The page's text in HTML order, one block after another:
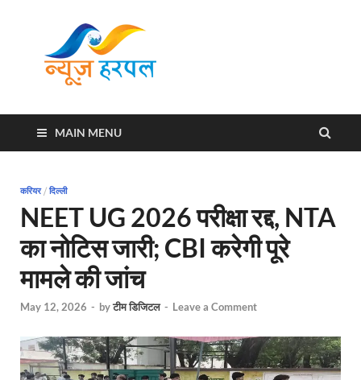
MAIN MENU
करियर/ दिल्ली
NEET UG 2026 परीक्षा रद्द, NTA
का नोटिस जारी; CBI करेगी पूरे
मामले की जांच
May 12, 2026 - byटीम डिजिटल - Leave a Comment